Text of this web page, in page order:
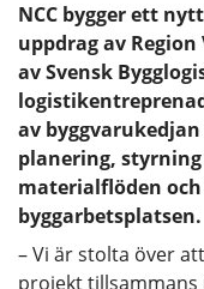
NCC bygger ett
uppdrag av
av Svensk
av
planering,
materialflöden
byggarbetsplatsen.
– Vi är stolta över
projekt tillsammans